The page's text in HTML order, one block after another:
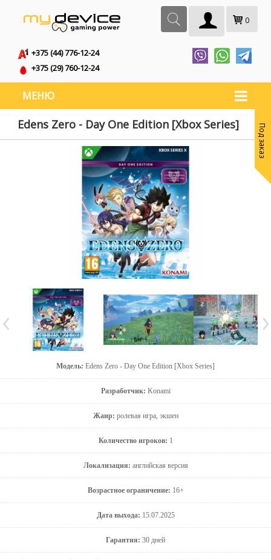
0
+375 (44) 776-12-24
+375 (29) 760-12-24
МЕНЮ
Edens Zero - Day One Edition [Xbox Series]
Модель: Edens Zero - Day One Edition [Xbox Series]
Разработчик: Konami
Жанр: ролевая игра, экшен
Количество игроков: 1
Локализация: английская версия
Возрастное ограничение: 16+
Дата выхода: 15.07.2025
Гарантия: 30 дней
Под заказ